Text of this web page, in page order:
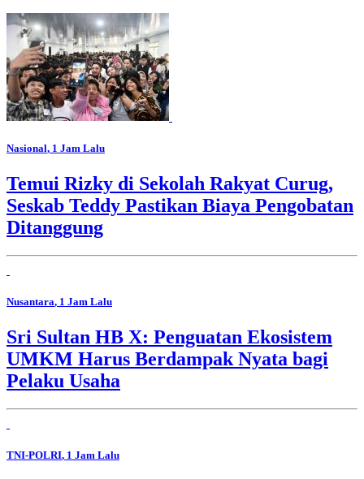
Nasional, 1 Jam Lalu
Temui Rizky di Sekolah Rakyat Curug,
Seskab Teddy Pastikan Biaya Pengobatan
Ditanggung
Nusantara, 1 Jam Lalu
Sri Sultan HB X: Penguatan Ekosistem
UMKM Harus Berdampak Nyata bagi
Pelaku Usaha
TNI-POLRI, 1 Jam Lalu